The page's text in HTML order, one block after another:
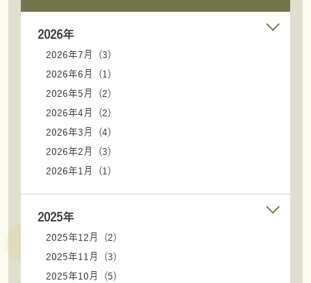
2026年
2026年7月 (3)
2026年6月 (1)
2026年5月 (2)
2026年4月 (2)
2026年3月 (4)
2026年2月 (3)
2026年1月 (1)
2025年
2025年12月 (2)
2025年11月 (3)
2025年10月 (5)